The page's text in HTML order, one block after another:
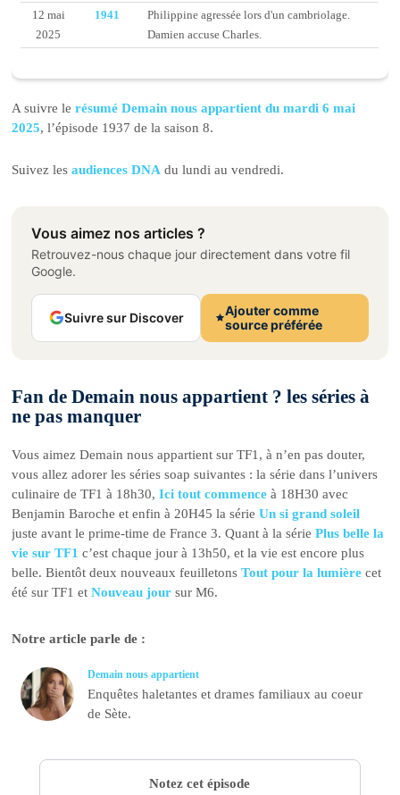
12 mai
2025
1941
Philippine agressée lors d'un cambriolage.
Damien accuse Charles.
A suivre lerésumé Demain nous appartient du mardi 6 mai
2025, l’épisode 1937 de la saison 8.
Suivez lesaudiences DNA du lundi au vendredi.
Vous aimez nos articles ?
Retrouvez-nous chaque jour directement dans votre fil
Google.
Suivre sur Discover
Ajouter comme
source préférée
Fan de Demain nous appartient ? les séries à
ne pas manquer
Vous aimez Demain nous appartient sur TF1, à n’en pas douter,
vous allez adorer les séries soap suivantes : la série dans l’univers
culinaire de TF1 à 18h30,Ici tout commence à 18H30 avec
Benjamin Baroche et enfin à 20H45 la sérieUn si grand soleil
juste avant le prime-time de France 3. Quant à la sériePlus belle la
vie sur TF1 c’est chaque jour à 13h50, et la vie est encore plus
belle. Bientôt deux nouveaux feuilletonsTout pour la lumière cet
été sur TF1 etNouveau jour sur M6.
Notre article parle de :
Demain nous appartient
Enquêtes haletantes et drames familiaux au coeur
de Sète.
Notez cet épisode